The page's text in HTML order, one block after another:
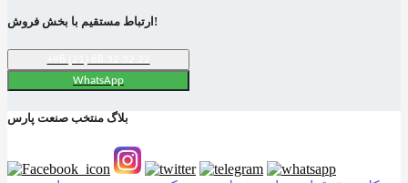
ارتباط مستقیم با بخش فروش!
WhatsApp
بلاگ منتخب صنعت پارس